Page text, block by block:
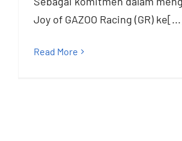
Joy of GAZOO Racing (GR)
Read More